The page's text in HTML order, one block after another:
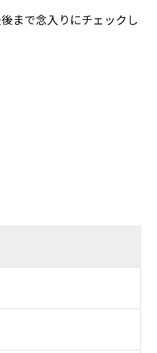
まで念入りにチェックし